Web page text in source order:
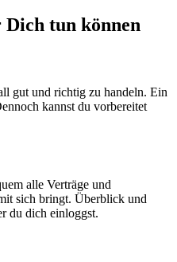
tun können
gut und richtig zu handeln. Ein
kannst du vorbereitet
alle Verträge und
sich bringt. Überblick und
du dich einloggst.